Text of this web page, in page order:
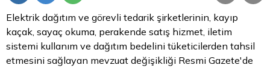
Elektrik dağıtım ve görevli tedarik şirketlerinin, kayıp
kaçak, sayaç okuma, perakende satış hizmet, iletim
sistemi kullanım ve dağıtım bedelini tüketicilerden tahsil
etmesini sağlayan mevzuat değişikliği Resmi Gazete'de